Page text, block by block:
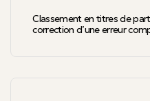
Classement en titres de
correction d’une erreur